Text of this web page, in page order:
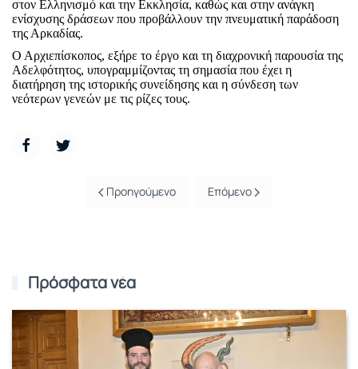
στον Ελληνισμό και την Εκκλησία, καθώς και στην ανάγκη
ενίσχυσης δράσεων που προβάλλουν την πνευματική παράδοση
της Αρκαδίας.
Ο Αρχιεπίσκοπος, εξήρε το έργο και τη διαχρονική παρουσία της
Αδελφότητος, υπογραμμίζοντας τη σημασία που έχει η
διατήρηση της ιστορικής συνείδησης και η σύνδεση των
νεότερων γενεών με τις ρίζες τους.
Προηγούμενο Επόμενο
Πρόσφατα νέα